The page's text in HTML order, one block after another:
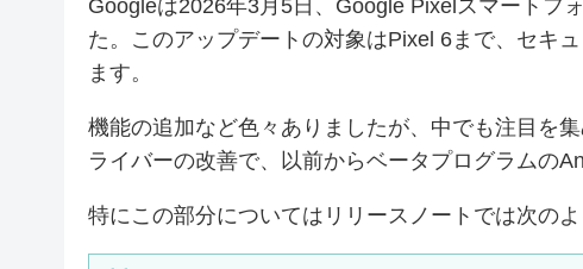
Googleは2026年3月5日、Google Pixelスマートフ
た。このアップデートの対象はPixel 6まで、セキ
ます。
機能の追加など色々ありましたが、中でも注目を
ライバーの改善で、以前からベータプログラムの
特にこの部分についてはリリースノートでは次のよ